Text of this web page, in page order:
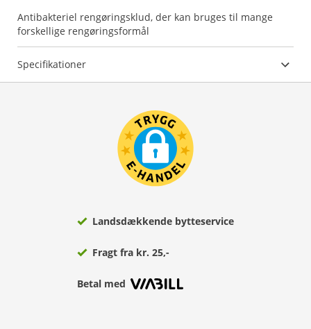
Antibakteriel rengøringsklud, der kan bruges til mange
forskellige rengøringsformål
Specifikationer
Landsdækkende bytteservice
Fragt fra kr. 25,-
Betal med